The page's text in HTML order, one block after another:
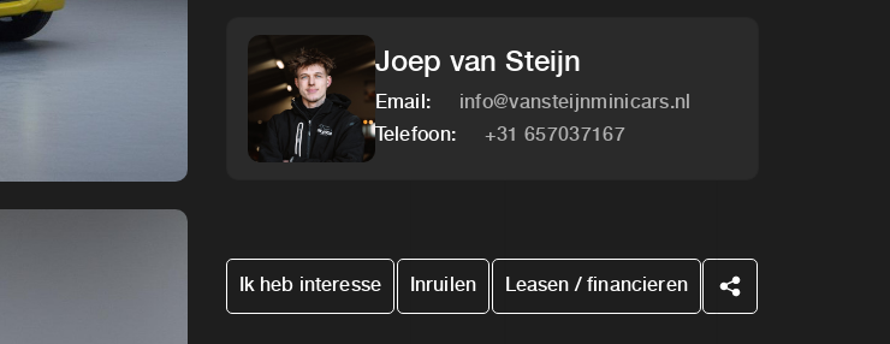
Joep van Steijn
Email:
info@vansteijnminicars.nl
Telefoon:
+31 657037167
Ik heb interesse Inruilen Leasen / financieren